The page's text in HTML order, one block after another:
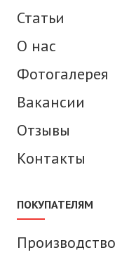
Статьи
О нас
Фотогалерея
Вакансии
Отзывы
Контакты
ПОКУПАТЕЛЯМ
Производство